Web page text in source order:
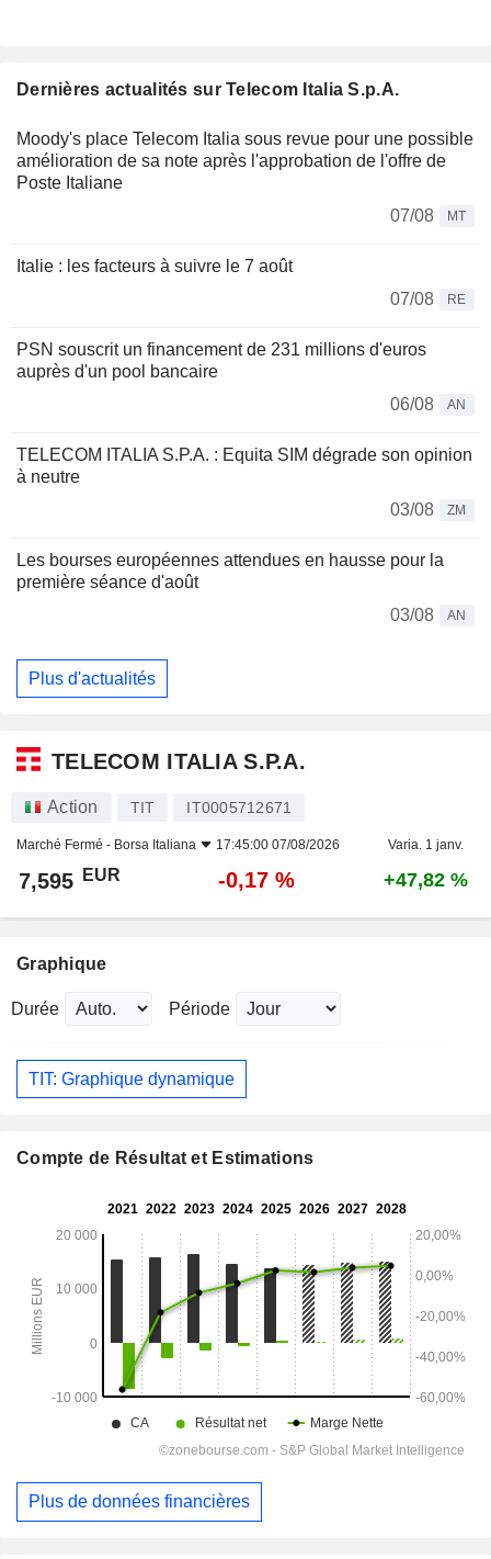
Dernières actualités sur Telecom Italia S.p.A.
Moody's place Telecom Italia sous revue pour une possible
amélioration de sa note après l'approbation de l'offre de
Poste Italiane
07/08
MT
Italie : les facteurs à suivre le 7 août
07/08
RE
PSN souscrit un financement de 231 millions d'euros
auprès d'un pool bancaire
06/08
AN
TELECOM ITALIA S.P.A. : Equita SIM dégrade son opinion
à neutre
03/08
ZM
Les bourses européennes attendues en hausse pour la
première séance d'août
03/08
AN
Plus d'actualités
TELECOM ITALIA S.P.A.
Action TIT IT0005712671
Marché Fermé - Borsa Italiana 17:45:00 07/08/2026 Varia. 1 janv.
7,595 EUR -0,17 % +47,82 %
Graphique
Durée Période
TIT: Graphique dynamique
Compte de Résultat et Estimations
Plus de données financières